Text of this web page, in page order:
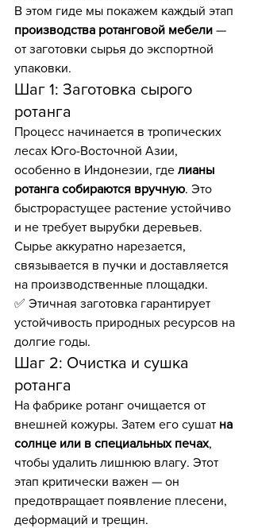
В этом гиде мы покажем каждый этап
производства ротанговой мебели —
от заготовки сырья до экспортной
упаковки.
Шаг 1: Заготовка сырого
ротанга
Процесс начинается в тропических
лесах Юго-Восточной Азии,
особенно в Индонезии, где лианы
ротанга собираются вручную. Это
быстрорастущее растение устойчиво
и не требует вырубки деревьев.
Сырье аккуратно нарезается,
связывается в пучки и доставляется
на производственные площадки.
✅ Этичная заготовка гарантирует
устойчивость природных ресурсов на
долгие годы.
Шаг 2: Очистка и сушка
ротанга
На фабрике ротанг очищается от
внешней кожуры. Затем его сушат на
солнце или в специальных печах,
чтобы удалить лишнюю влагу. Этот
этап критически важен — он
предотвращает появление плесени,
деформаций и трещин.